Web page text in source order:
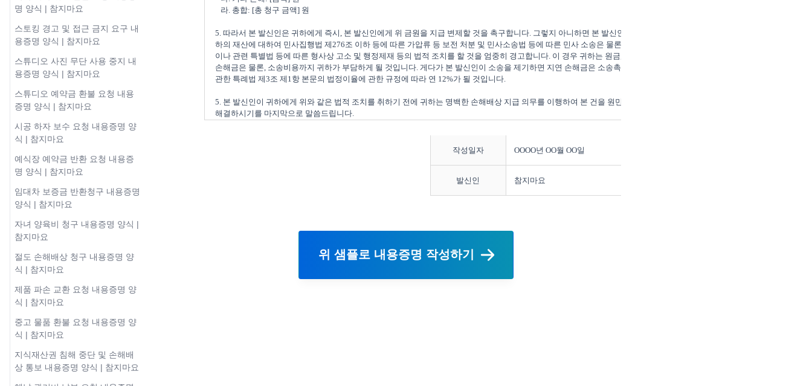
명 양식 | 참지마요
스토킹 경고 및 접근 금지 요구 내
용증명 양식 | 참지마요
스튜디오 사진 무단 사용 중지 내
용증명 양식 | 참지마요
스튜디오 예약금 환불 요청 내용
증명 양식 | 참지마요
시공 하자 보수 요청 내용증명 양
식 | 참지마요
예식장 예약금 반환 요청 내용증
명 양식 | 참지마요
임대차 보증금 반환청구 내용증명
양식 | 참지마요
자녀 양육비 청구 내용증명 양식 |
참지마요
절도 손해배상 청구 내용증명 양
식 | 참지마요
제품 파손 교환 요청 내용증명 양
식 | 참지마요
중고 물품 환불 요청 내용증명 양
식 | 참지마요
지식재산권 침해 중단 및 손해배
상 통보 내용증명 양식 | 참지마요
5. 따라서 본 발신인은 귀하에게 즉시, 본 발신인에게 위 금원을 지급 변제할 것을 촉구합니다. 그렇지 아니하면 본 발신인은 귀
하의 재산에 대하여 민사집행법 제276조 이하 등에 따른 가압류 등 보전 처분 및 민사소송법 등에 따른 민사 소송은 물론 형법
이나 관련 특별법 등에 따른 형사상 고소 및 행정제재 등의 법적 조치를 할 것을 엄중히 경고합니다. 이 경우 귀하는 원금, 지연
손해금은 물론, 소송비용까지 귀하가 부담하게 될 것입니다. 게다가 본 발신인이 소송을 제기하면 지연 손해금은 소송촉진 등에
관한 특례법 제3조 제1항 본문의 법정이율에 관한 규정에 따라 연 12%가 될 것입니다.
5. 본 발신인이 귀하에게 위와 같은 법적 조치를 취하기 전에 귀하는 명백한 손해배상 지급 의무를 이행하여 본 건을 원만하게
작성일자 OOOO년 OO월 OO일
발신인 참지마요
위 샘플로 내용증명 작성하기